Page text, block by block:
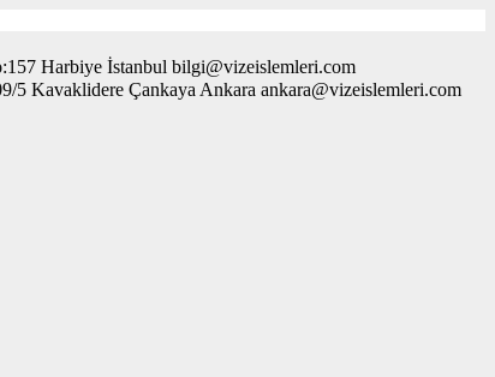
Harbiye İstanbul bilgi@vizeislemleri.com
5 Kavaklidere Çankaya Ankara ankara@vizeislemleri.com